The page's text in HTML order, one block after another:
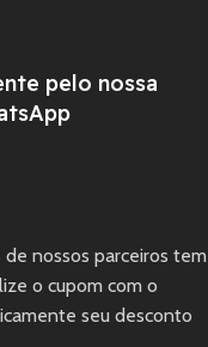
pelo nossa
nossos parceiros tem
o cupom com o
seu desconto